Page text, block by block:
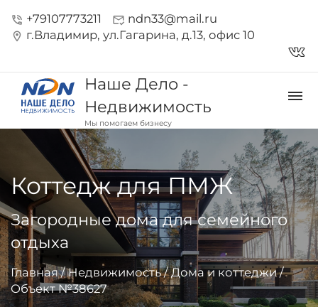
phone_in_talk +79107773211 mark_email_read ndn33@mail.ru
location_on г.Владимир, ул.Гагарина, д.13, офис 10
vk_in
Наше Дело -
Недвижимость
Мы помогаем бизнесу
dehaze
Коттедж для ПМЖ
Загородные дома для семейного
отдыха
Главная/Недвижимость/Дома и коттеджи/
Объект №38627